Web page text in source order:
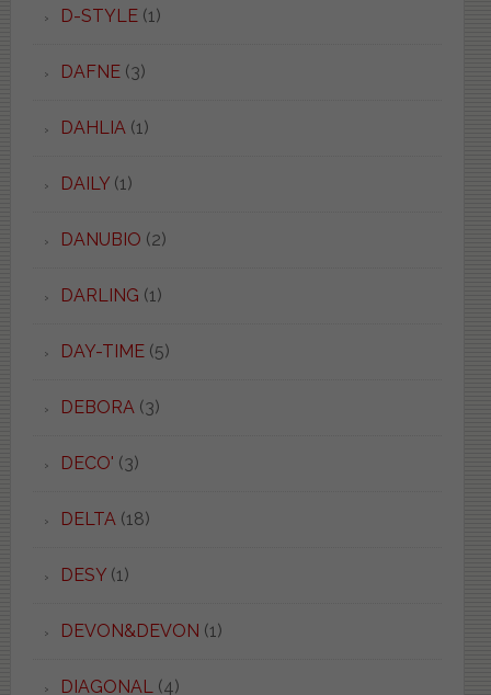
D-STYLE(1)
DAFNE(3)
DAHLIA (1)
DAILY(1)
DANUBIO (2)
DARLING (1)
DAY-TIME(5)
DEBORA (3)
DECO' (3)
DELTA (18)
DESY(1)
DEVON&DEVON (1)
DIAGONAL (4)